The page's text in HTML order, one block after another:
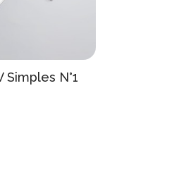
Simples N°1